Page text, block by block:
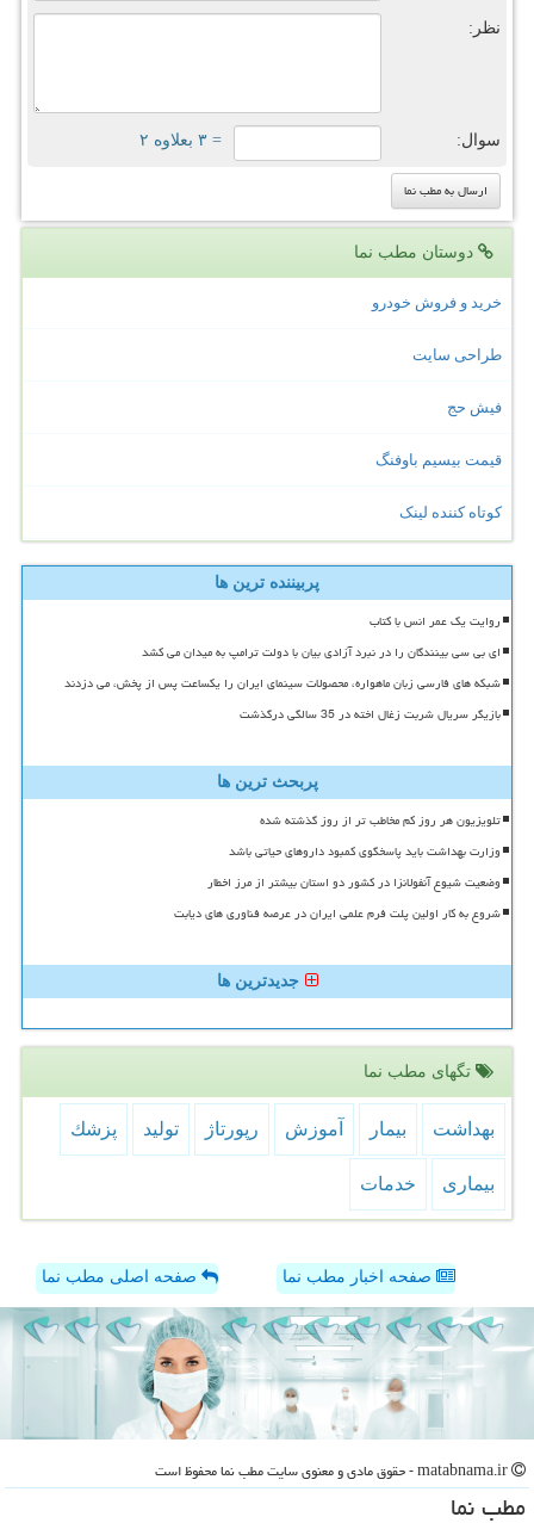
نظر:
سوال: = ۳ بعلاوه ۲
دوستان مطب نما
خرید و فروش خودرو
طراحی سایت
فیش حج
قیمت بیسیم باوفنگ
کوتاه کننده لینک
پربیننده ترین ها
روایت یک عمر انس با کتاب
ای بی سی بینندگان را در نبرد آزادی بیان با دولت ترامپ به میدان می کشد
شبکه های فارسی زبان ماهواره، محصولات سینمای ایران را یکساعت پس از پخش، می دزدند
بازیگر سریال شربت زغال اخته در 35 سالگی درگذشت
پربحث ترین ها
تلویزیون هر روز کم مخاطب تر از روز گذشته شده
وزارت بهداشت باید پاسخگوی کمبود داروهای حیاتی باشد
وضعیت شیوع آنفولانزا در کشور دو استان بیشتر از مرز اخطار
شروع به کار اولین پلت فرم علمی ایران در عرصه فناوری های دیابت
جدیدترین ها
تگهای مطب نما
بهداشت بیمار آموزش رپورتاژ تولید پزشك
بیماری خدمات
صفحه اخبار مطب نما صفحه اصلی مطب نما
مطب نما